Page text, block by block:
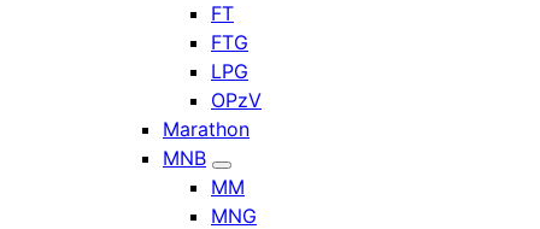
FT
FTG
LPG
OPzV
Marathon
MNB
MM
MNG